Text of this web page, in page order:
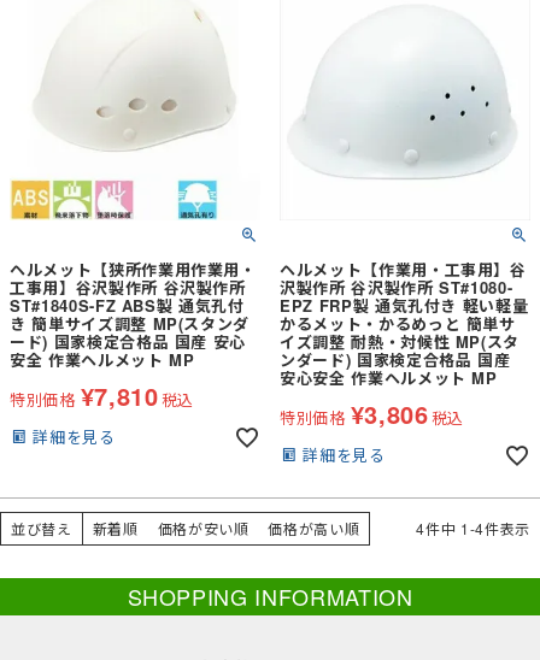
天井が低いところなどの狭所作業でも
ヘルメットのが邪魔にならないような
作りとなっております。
ヘルメット【狭所作業用作業用・
工事用】谷沢製作所 谷沢製作所
ST#1840S-FZ ABS製 通気孔付
き 簡単サイズ調整 MP(スタンダ
ード) 国家検定合格品 国産 安心
安全 作業ヘルメット MP
特別価格 ¥7,810税込
詳細を見る
ヘルメット【作業用・工事用】谷
沢製作所 谷沢製作所 ST#1080-
EPZ FRP製 通気孔付き 軽い軽量
かるメット・かるめっと 簡単サ
イズ調整 耐熱・対候性 MP(スタ
ンダード) 国家検定合格品 国産
安心安全 作業ヘルメット MP
特別価格 ¥3,806税込
詳細を見る
並び替え 新着順 価格が安い順 価格が高い順 4件中 1-4件表示
SHOPPING INFORMATION